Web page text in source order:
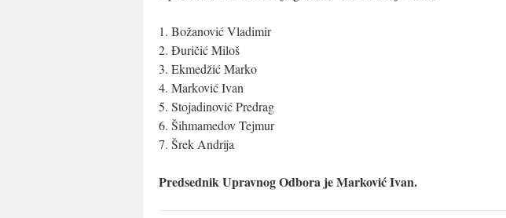
1. Božanović Vladimir
2. Đuričić Miloš
3. Ekmedžić Marko
4. Marković Ivan
5. Stojadinović Predrag
6. Šihmamedov Tejmur
7. Šrek Andrija
Predsednik Upravnog Odbora je Marković Ivan.